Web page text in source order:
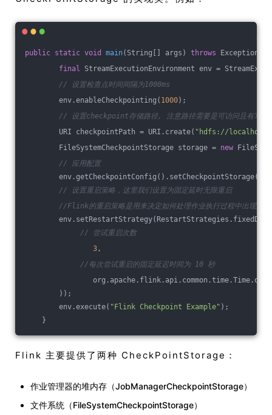
public static void main(String[] args) throws Exception
final StreamExecutionEnvironment env =
// 设置检查点时间间隔为1000ms
env.enableCheckpointing( 1000);
// 设置checkpoint存储路径, 注意路径需要是可访问且有写权
URI checkpointPath = URI.create( "hdfs://
FileSystemCheckpointStorage storage = new
// 应用配置
// 设置重启策略，这里我们设置为固定延时无限重启
//Flink的重启策略是用来决定如何处理作业执行过程中出现的
// 尝试重启次数
3,
//每次尝试重启的固定延迟时间为 10 秒
org.apache.flink.api.common.time.Time.of(
));
env.execute( "Flink Checkpoint Example" );
}
Flink 主要提供了两种 CheckPointStorage：
作业管理器的堆内存（JobManagerCheckpointStorage）
文件系统（FileSystemCheckpointStorage）